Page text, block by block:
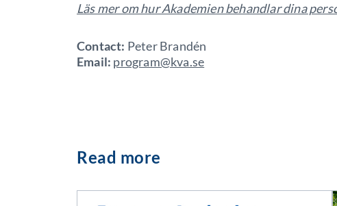
Läs mer om hur Akademien behandlar dina
Contact: Peter Brandén
Email: program@kva.se
Read more